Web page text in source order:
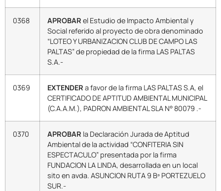
0368 APROBAR el Estudio de Impacto Ambiental y
Social referido al proyecto de obra denominado
“LOTEO Y URBANIZACION CLUB DE CAMPO LAS
PALTAS” de propiedad de la firma LAS PALTAS
S.A.-
0369 EXTENDER a favor de la firma LAS PALTAS S.A, el
CERTIFICADO DE APTITUD AMBIENTAL MUNICIPAL
(C.A.A.M.), PADRON AMBIENTAL SLA N° 80079 .-
0370 APROBAR la Declaración Jurada de Aptitud
Ambiental de la actividad “CONFITERIA SIN
ESPECTACULO” presentada por la firma
FUNDACION LA LINDA, desarrollada en un local
sito en avda. ASUNCION RUTA 9 Bº PORTEZUELO
SUR.-